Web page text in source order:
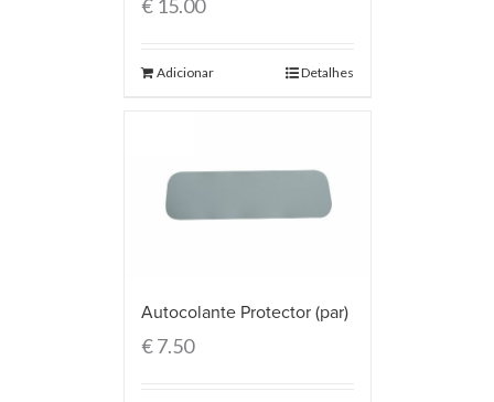
€15.00
Adicionar Detalhes
Autocolante Protector (par)
€7.50